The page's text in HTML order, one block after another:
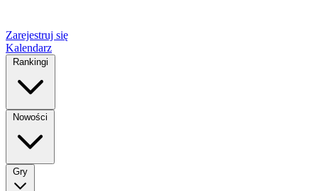
Zarejestruj się
Kalendarz
Rankingi
Nowości
Gry